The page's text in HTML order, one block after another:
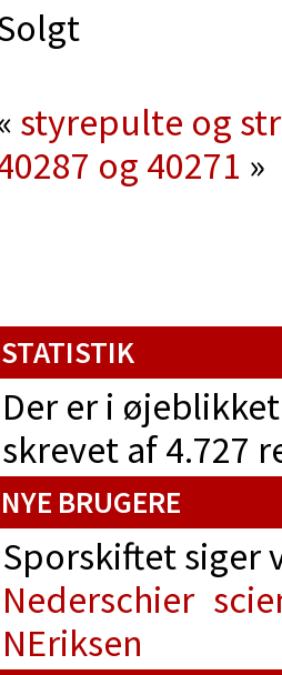
styrepulte og
og 40271 »
STATISTIK
Der er i
skrevet af 4.727
NYE BRUGERE
Sporskiftet
Nederschier
NEriksen